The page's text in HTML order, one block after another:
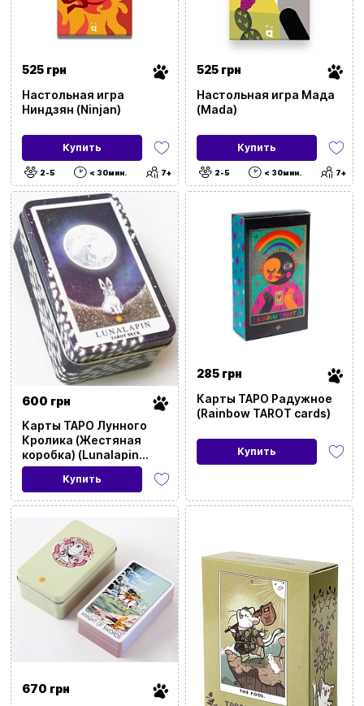
525 грн
Настольная игра
Ниндзян (Ninjan)
Купить
2-5 < 30мин. 7+
525 грн
Настольная игра Мада
(Mada)
Купить
2-5 < 30мин. 7+
600 грн
Карты ТАРО Лунного
Кролика (Жестяная
коробка) (Lunalapin
Tarot)
Купить
285 грн
Карты ТАРО Радужное
(Rainbow TAROT cards)
Купить
670 грн